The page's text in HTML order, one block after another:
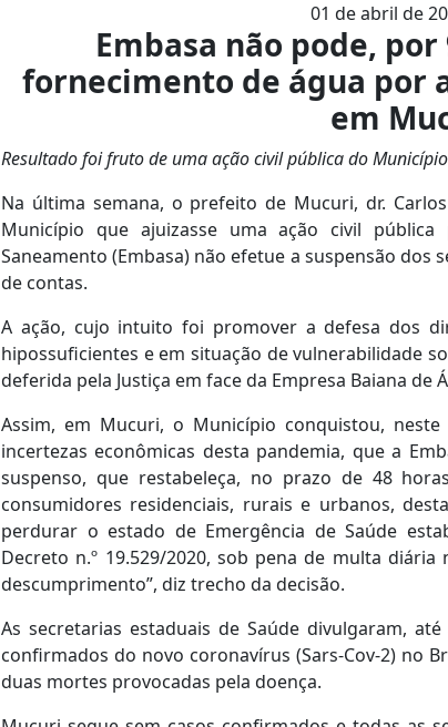
01 de abril de
Embasa não pode,
fornecimento de água por
em
Resultado foi fruto de uma ação civil pública do Município
Na última semana, o prefeito de Mucuri, dr.
Município que ajuizasse uma ação civil
Saneamento (Embasa) não efetue a suspensão dos
de contas.
A ação, cujo intuito foi promover a defesa dos
hipossuficientes e em situação de vulnerabilidade
deferida pela Justiça em face da Empresa Baiana de
Assim, em Mucuri, o Município conquistou,
incertezas econômicas desta pandemia, que a
suspenso, que restabeleça, no prazo de 48
consumidores residenciais, rurais e urbanos,
perdurar o estado de Emergência de Saúde
Decreto n.º 19.529/2020, sob pena de multa
descumprimento”, diz trecho da decisão.
As secretarias estaduais de Saúde divulgaram,
confirmados do novo coronavírus (Sars-Cov-2) no
duas mortes provocadas pela doença.